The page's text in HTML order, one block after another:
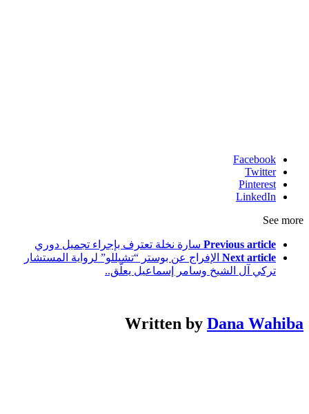
Facebook
Twitter
Pinterest
LinkedIn
See more
Previous article سارة نخلة تعترف بإجراء تجميل دوري
Next article الإفراج عن بوستر “تشيللو” لرواية المستشار
تركي آل الشيخ وسامر إسماعيل يعلّق..
Written by Dana Wahiba